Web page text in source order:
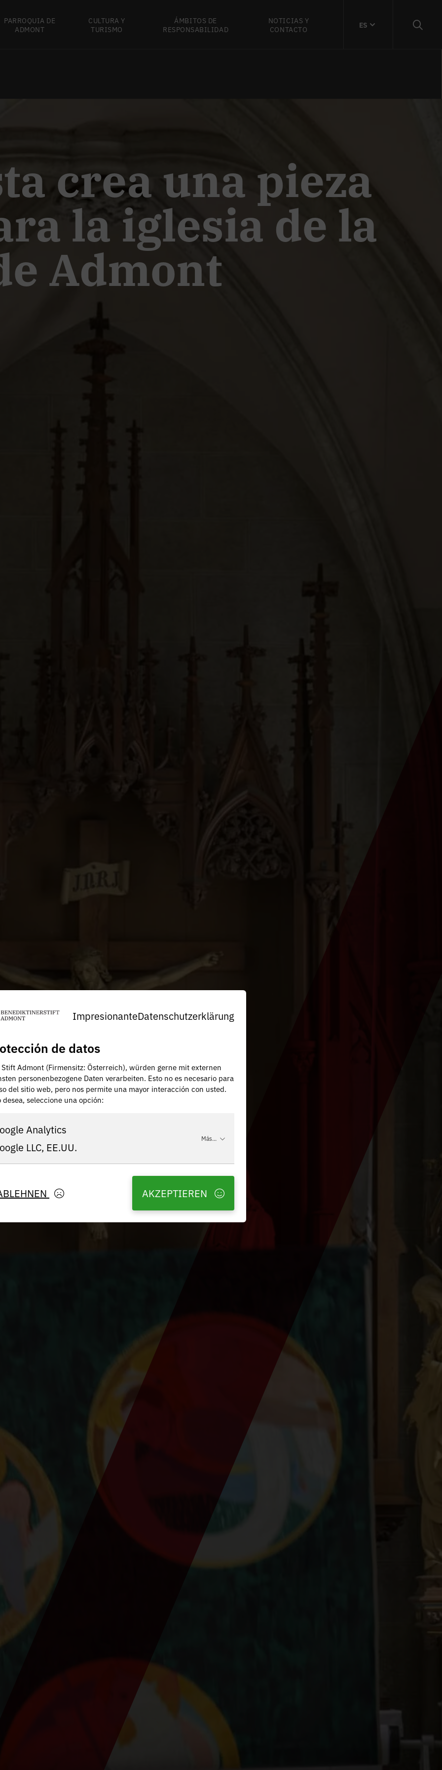
PARROQUIA DE
ADMONT
CULTURA Y
TURISMO
ÁMBITOS DE
RESPONSABILIDAD
NOTICIAS Y
CONTACTO
ES
crea una pieza
la iglesia de la
Admont
ImpresionanteDatenschutzerklärung
de datos
Stift Admont (Firmensitz: Österreich), würden gerne mit externen
personenbezogene Daten verarbeiten. Esto no es necesario para
del sitio web, pero nos permite una mayor interacción con usted.
desea, seleccione una opción:
Analytics
LLC, EE.UU.
Más...
AKZEPTIEREN